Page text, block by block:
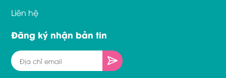
Liên hệ
Đăng ký nhận bản tin